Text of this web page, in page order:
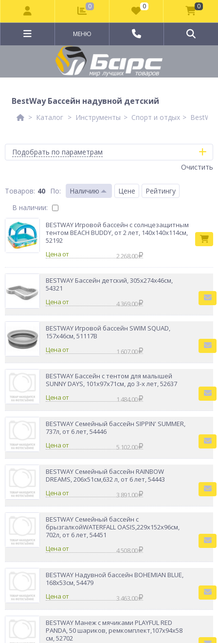
МЕНЮ
BestWay Бассейн надувной детский
Каталог Инструменты Спорт и отдых
Подобрать по параметрам
Очистить
40 По: Наличию Цене
Рейтингу
В наличии:
BESTWAY Игровой бассейн с солнцезащитным
тентом BEACH BUDDY, от 2 лет, 140х140х114см,
52192
Цена от
2 268.00
BESTWAY Бассейн детский, 305x274x46см,
54321
Цена от
4 369.00
BESTWAY Игровой бассейн SWIM SQUAD,
157x46см, 51117B
Цена от
1 607.00
BESTWAY Бассейн с тентом для малышей
SUNNY DAYS, 101x97x71см, до 3-х лет, 52637
Цена от
1 484.00
BESTWAY Семейный бассейн SIPPIN' SUMMER,
737л, от 6 лет, 54446
Цена от
5 102.00
BESTWAY Семейный бассейн RAINBOW
DREAMS, 206x51см,632 л, от 6 лет, 54443
Цена от
3 891.00
BESTWAY Семейный бассейн с
брызгалкойWATERFALL OASIS,229x152x96см,
702л, от 6 лет, 54451
Цена от
4 508.00
BESTWAY Надувной бассейн BOHEMIAN BLUE,
168х53см, 54479
Цена от
3 463.00
BESTWAY Манеж с мячиками PLAYFUL RED
PANDA, 50 шариков, ремкомплект,107x94x58
см, 52702
0 0 0